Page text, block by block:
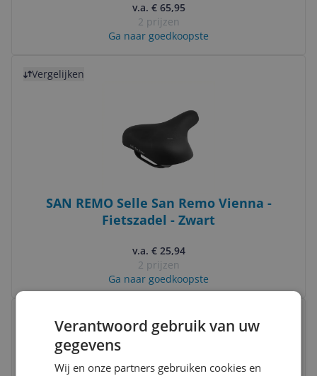
v.a. € 65,95
2 prijzen
Ga naar goedkoopste
Vergelijken
SAN REMO Selle San Remo Vienna -
Fietszadel - Zwart
v.a. € 25,94
2 prijzen
Ga naar goedkoopste
Verantwoord gebruik van uw
gegevens
Wij en onze partners gebruiken cookies en